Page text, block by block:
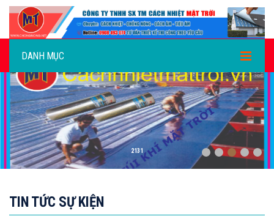
DANH MỤC
CACH AM
TIN TỨC SỰ KIỆN